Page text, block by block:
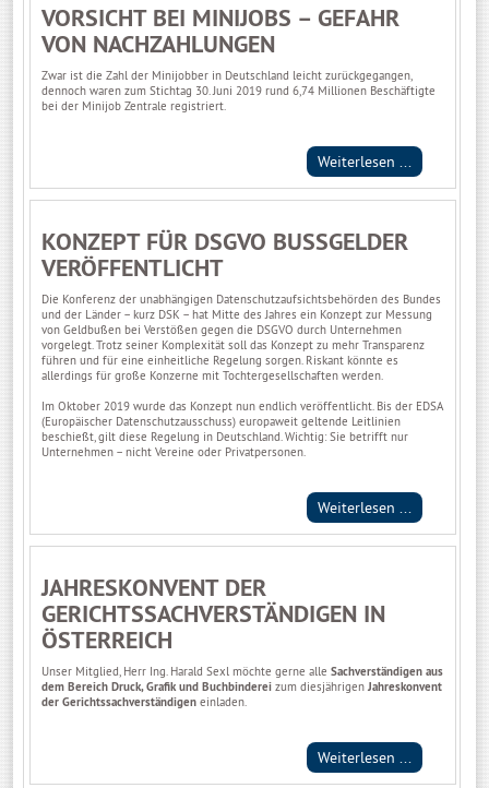
VORSICHT BEI MINIJOBS – GEFAHR
VON NACHZAHLUNGEN
Zwar ist die Zahl der Minijobber in Deutschland leicht zurückgegangen,
dennoch waren zum Stichtag 30. Juni 2019 rund 6,74 Millionen Beschäftigte
bei der Minijob Zentrale registriert.
Weiterlesen ...
KONZEPT FÜR DSGVO BUSSGELDER V
ERÖFFENTLICHT
Die Konferenz der unabhängigen Datenschutzaufsichtsbehörden des Bundes
und der Länder – kurz DSK – hat Mitte des Jahres ein Konzept zur Messung
von Geldbußen bei Verstößen gegen die DSGVO durch Unternehmen
vorgelegt. Trotz seiner Komplexität soll das Konzept zu mehr Transparenz
führen und für eine einheitliche Regelung sorgen. Riskant könnte es
allerdings für große Konzerne mit Tochtergesellschaften werden.
Im Oktober 2019 wurde das Konzept nun endlich veröffentlicht. Bis der EDSA
(Europäischer Datenschutzausschuss) europaweit geltende Leitlinien
beschießt, gilt diese Regelung in Deutschland. Wichtig: Sie betrifft nur
Unternehmen – nicht Vereine oder Privatpersonen.
Weiterlesen ...
JAHRESKONVENT DER
GERICHTSSACHVERSTÄNDIGEN IN
ÖSTERREICH
Unser Mitglied, Herr Ing. Harald Sexl möchte gerne alle Sachverständigen aus
dem Bereich Druck, Grafik und Buchbinderei zum diesjährigen Jahreskonvent
der Gerichtssachverständigen einladen.
Weiterlesen ...